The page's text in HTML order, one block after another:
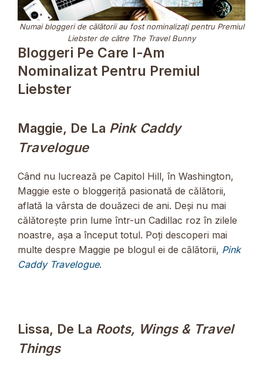
Numai bloggeri de călătorii au fost nominalizați pentru Premiul
Liebster de către The Travel Bunny
Bloggeri Pe Care I-Am
Nominalizat Pentru Premiul
Liebster
Maggie, De La Pink Caddy
Travelogue
Când nu lucrează pe Capitol Hill, în Washington,
Maggie este o bloggeriță pasionată de călătorii,
aflată la vârsta de douăzeci de ani. Deși nu mai
călătorește prin lume într-un Cadillac roz în zilele
noastre, așa a început totul. Poți descoperi mai
multe despre Maggie pe blogul ei de călătorii, Pink
Caddy Travelogue.
Lissa, De La Roots, Wings & Travel
Things